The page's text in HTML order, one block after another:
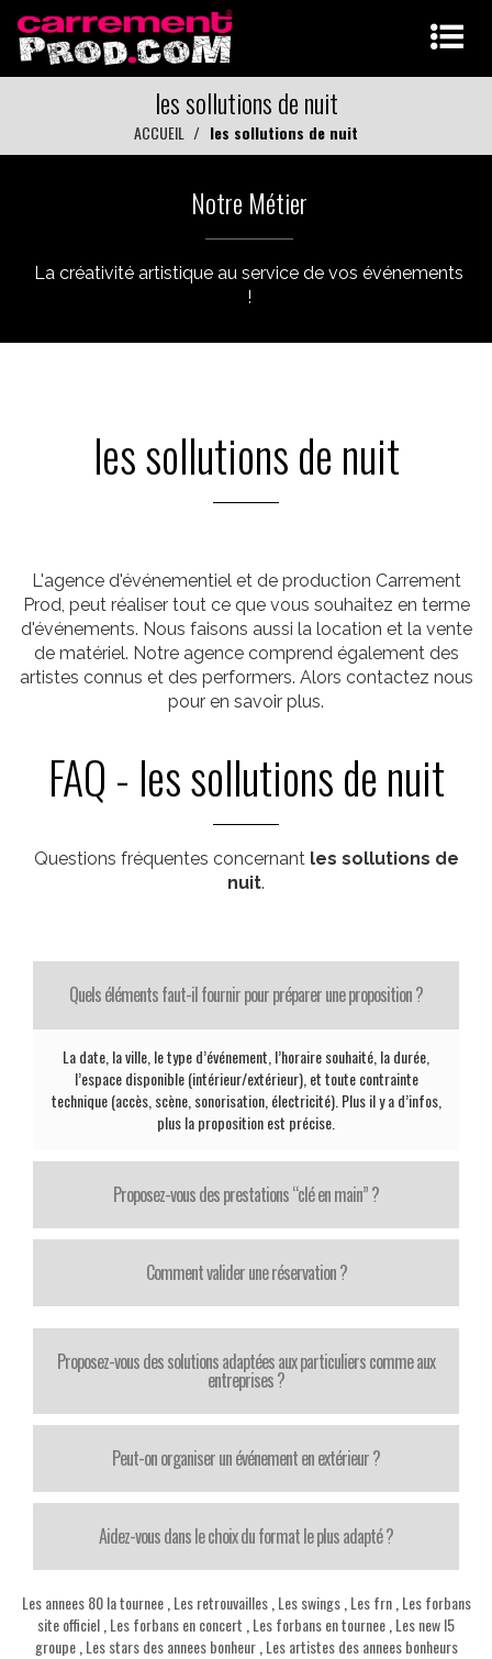
les sollutions de nuit
ACCUEIL les sollutions de nuit
Notre Métier
La créativité artistique au service de vos événements
!
les sollutions de nuit
L'agence d'événementiel et de production Carrement
Prod, peut réaliser tout ce que vous souhaitez en terme
d'événements. Nous faisons aussi la location et la vente
de matériel. Notre agence comprend également des
artistes connus et des performers. Alors contactez nous
pour en savoir plus.
FAQ - les sollutions de nuit
Questions fréquentes concernant les sollutions de
nuit.
Quels éléments faut-il fournir pour préparer une proposition ?
La date, la ville, le type d’événement, l’horaire souhaité, la durée,
l’espace disponible (intérieur/extérieur), et toute contrainte
technique (accès, scène, sonorisation, électricité). Plus il y a d’infos,
plus la proposition est précise.
Proposez-vous des prestations “clé en main” ?
Comment valider une réservation ?
Proposez-vous des solutions adaptées aux particuliers comme aux
entreprises ?
Peut-on organiser un événement en extérieur ?
Aidez-vous dans le choix du format le plus adapté ?
Les annees 80 la tournee, Les retrouvailles, Les swings, Les frn, Les forbans
site officiel Les forbans en concert Les forbans en tournee Les new l5
groupe, Les stars des annees bonheur, Les artistes des annees bonheurs